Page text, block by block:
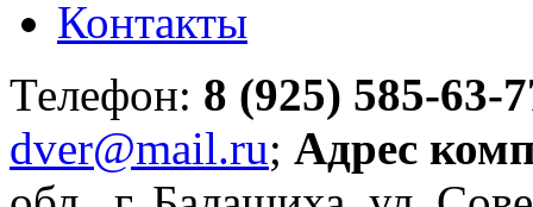
Контакты
Телефон: 8 (925) 585-63-
dver@mail.ru; Адрес